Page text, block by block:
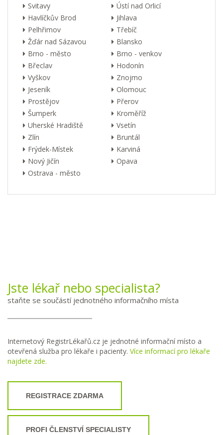
Svitavy
Ústí nad Orlicí
Havlíčkův Brod
Jihlava
Pelhřimov
Třebíč
Žďár nad Sázavou
Blansko
Brno - město
Brno - venkov
Břeclav
Hodonín
Vyškov
Znojmo
Jeseník
Olomouc
Prostějov
Přerov
Šumperk
Kroměříž
Uherské Hradiště
Vsetín
Zlín
Bruntál
Frýdek-Místek
Karviná
Nový Jičín
Opava
Ostrava - město
Jste lékař nebo specialista?
staňte se součástí jednotného informačního místa
Internetový RegistrLékařů.cz je jednotné informační místo a
otevřená služba pro lékaře i pacienty. Více informací pro lékaře
najdete zde.
REGISTRACE ZDARMA
PROFI ČLENSTVÍ SPECIALISTY